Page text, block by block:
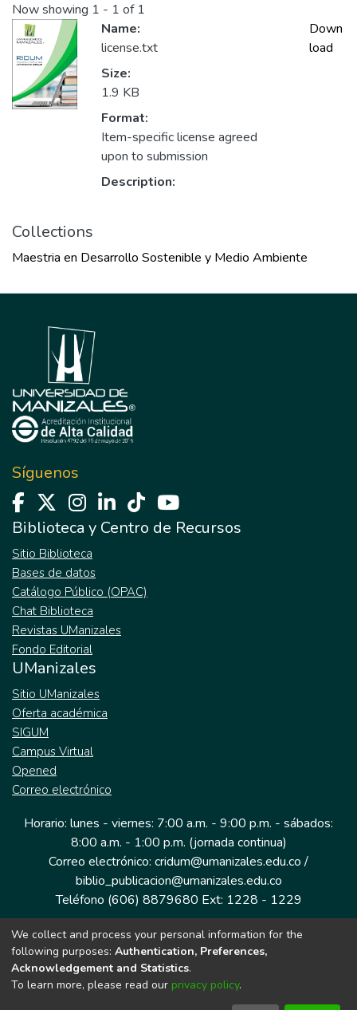
Now showing 1 - 1 of 1
Name:
license.txt
Size:
1.9 KB
Format:
Item-specific license agreed
upon to submission
Description:
Down
load
Collections
Maestria en Desarrollo Sostenible y Medio Ambiente
Síguenos
Biblioteca y Centro de Recursos
Sitio Biblioteca
Bases de datos
Catálogo Público (OPAC)
Chat Biblioteca
Revistas UManizales
Fondo Editorial
UManizales
Sitio UManizales
Oferta académica
SIGUM
Campus Virtual
Opened
Correo electrónico
Horario: lunes - viernes: 7:00 a.m. - 9:00 p.m. - sábados:
8:00 a.m. - 1:00 p.m. (jornada continua)
Correo electrónico: cridum@umanizales.edu.co /
biblio_publicacion@umanizales.edu.co
Teléfono (606) 8879680 Ext: 1228 - 1229
Dirección: Cra 9 a # 19-03 Edificio histórico, piso 1
Manizales, Caldas
Colombia.
We collect and process your personal information for the
following purposes: Authentication, Preferences,
Acknowledgement and Statistics.
To learn more, please read our privacy policy.